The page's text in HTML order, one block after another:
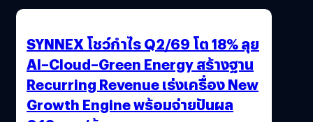
SYNNEX โชว์กำไร Q2/69 โต 18% ลุย
AI–Cloud–Green Energy สร้างฐาน
Recurring Revenue เร่งเครื่อง New
Growth Engine พร้อมจ่ายปันผล